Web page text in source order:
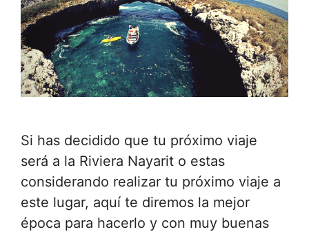
Si has decidido que tu próximo viaje
será a la Riviera Nayarit o estas
considerando realizar tu próximo viaje a
este lugar, aquí te diremos la mejor
época para hacerlo y con muy buenas